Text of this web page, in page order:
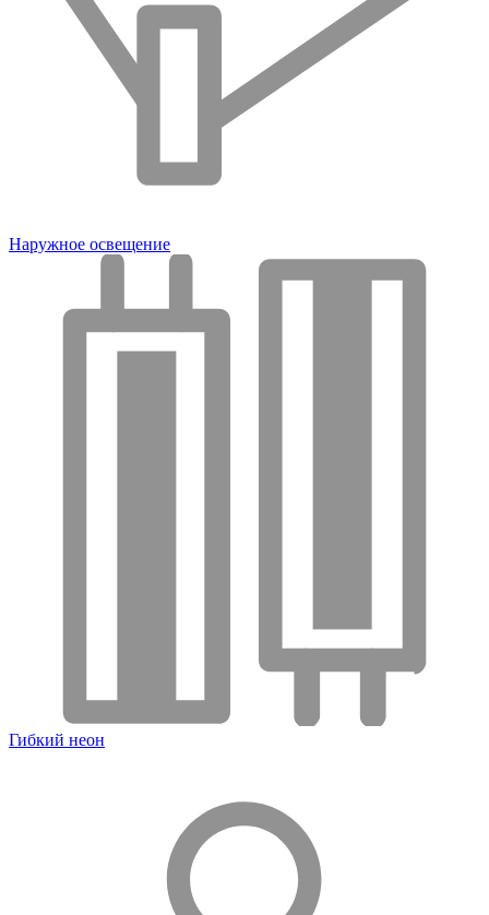
Наружное освещение
Гибкий неон